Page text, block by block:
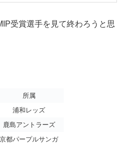
受賞選手を見て終わろうと思
所属
浦和レッズ
鹿島アントラーズ
京都パープルサンガ